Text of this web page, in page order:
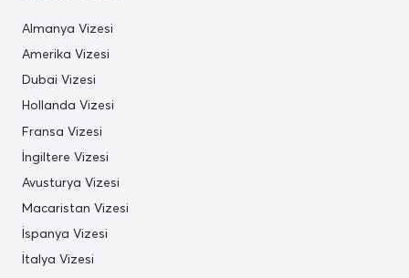
Almanya Vizesi
Amerika Vizesi
Dubai Vizesi
Hollanda Vizesi
Fransa Vizesi
İngiltere Vizesi
Avusturya Vizesi
Macaristan Vizesi
İspanya Vizesi
İtalya Vizesi